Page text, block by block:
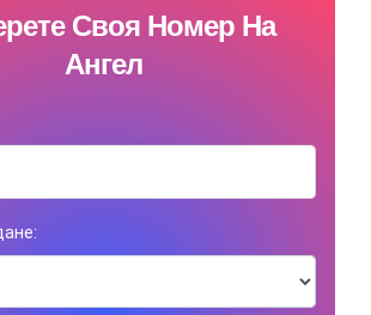
Своя Номер На
Ангел